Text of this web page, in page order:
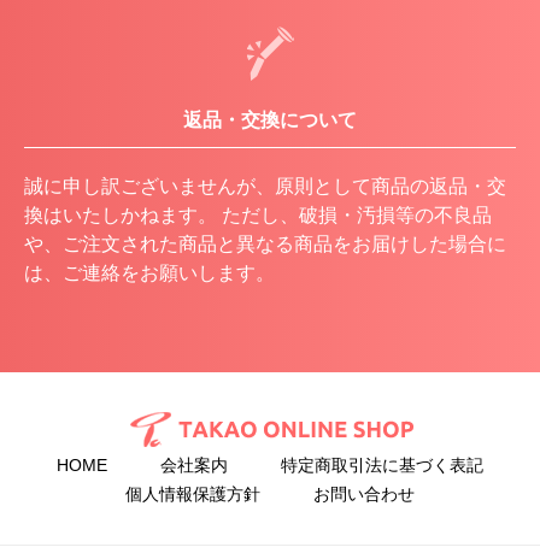
返品・交換について
誠に申し訳ございませんが、原則として商品の返品・交
換はいたしかねます。 ただし、破損・汚損等の不良品
や、ご注文された商品と異なる商品をお届けした場合に
は、ご連絡をお願いします。
HOME 会社案内
特定商取引法に基づく表記
個人情報保護方針
お問い合わせ